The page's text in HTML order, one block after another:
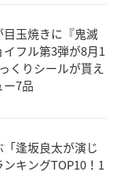
玉焼きに『鬼滅
フル第3弾が8月1
くりシールが貰え
ー7品
逢坂良太が演じ
キングTOP10！1